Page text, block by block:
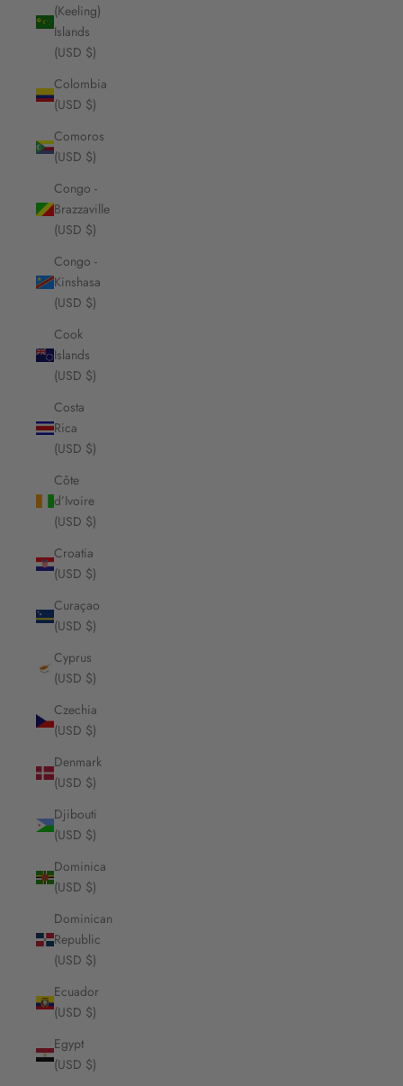
(Keeling)
Islands
(USD $)
Colombia
(USD $)
Comoros
(USD $)
Congo -
Brazzaville
(USD $)
Congo -
Kinshasa
(USD $)
Cook
Islands
(USD $)
Costa
Rica
(USD $)
Côte
d’Ivoire
(USD $)
Croatia
(USD $)
Curaçao
(USD $)
Cyprus
(USD $)
Czechia
(USD $)
Denmark
(USD $)
Djibouti
(USD $)
Dominica
(USD $)
Dominican
Republic
(USD $)
Ecuador
(USD $)
Egypt
(USD $)